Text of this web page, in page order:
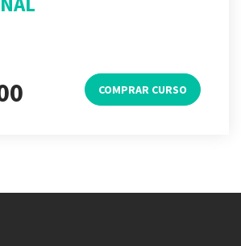
COMPRAR CURSO